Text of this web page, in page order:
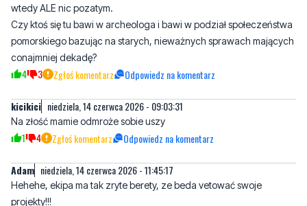
conajmniej dekadę?
4 3 Zgłoś komentarz Odpowiedz na komentarz
kicikici niedziela, 14 czerwca 2026 - 09:03:31
Na złość mamie odmroże sobie uszy
Adam niedziela, 14 czerwca 2026 - 11:45:17
Hehehe, ekipa ma tak zryte berety, ze beda vetować swoje
2 1 Zgłoś komentarz Odpowiedz na komentarz